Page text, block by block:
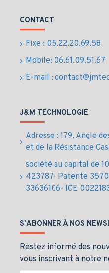
carte SD, routeur
Protection de
des
et de
utilisateur Web du
CONTACT
Fixe : 05.22.20.69.58
Mobile: 06.61.09.51.67
E-mail :
J&M TECHNOLOGIE
Adresse : 179, Angle
et de la Résistance
société au capital de
423787- Patente
33636106- ICE
S'ABONNER À NOS
Restez informé des
vous inscrivant à notre